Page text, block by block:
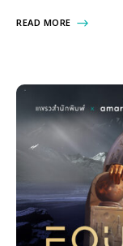
READ MORE